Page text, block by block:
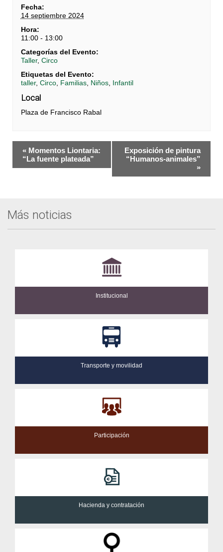
Fecha:
14 septiembre 2024
Hora:
11:00 - 13:00
Categorías del Evento:
Taller, Circo
Etiquetas del Evento:
taller, Circo, Familias, Niños, Infantil
Local
Plaza de Francisco Rabal
Navegación
del
« Momentos Liontaria:
“La fuente plateada”
Exposición de pintura
“Humanos-animales”
»
Más noticias
Institucional
Transporte y movilidad
Participación
Hacienda y contratación